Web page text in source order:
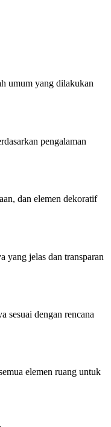
umum yang dilakukan
pengalaman
dan elemen dekoratif
yang jelas dan transparan
sesuai dengan rencana
elemen ruang untuk